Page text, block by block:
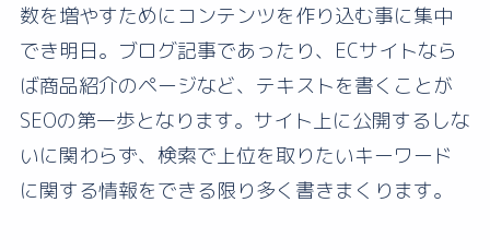
数を増やすためにコンテンツを作り込む事に集中
でき明日。ブログ記事であったり、ECサイトなら
ば商品紹介のページなど、テキストを書くことが
SEOの第一歩となります。サイト上に公開するしな
いに関わらず、検索で上位を取りたいキーワード
に関する情報をできる限り多く書きまくります。